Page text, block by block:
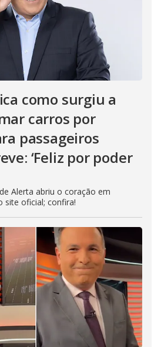
como surgiu a
carros por
passageiros
‘Feliz por poder
Alerta abriu o coração em
site oficial; confira!